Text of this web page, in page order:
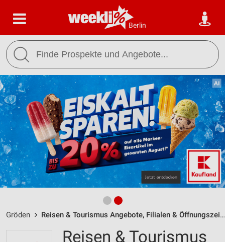
Berlin
Gröden Reisen & Tourismus Angebote, Filialen & Öffnungszeiten
Reisen & Tourismus